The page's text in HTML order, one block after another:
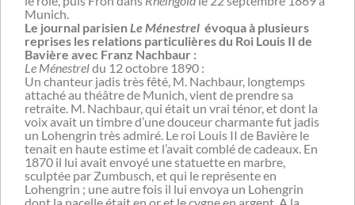
Munich.
Le journal parisien Le Ménestrel évoqua à plusieurs
reprises les relations particulières du Roi Louis II de
Bavière avec Franz Nachbaur :
Le Ménestreldu 12 octobre 1890 :
Un chanteur jadis très fêté, M. Nachbaur, longtemps
attaché au théâtre de Munich, vient de prendre sa
retraite. M. Nachbaur, qui était un vrai ténor, et dont la
voix avait un timbre d’une douceur charmante fut jadis
un Lohengrin très admiré. Le roi Louis II de Bavière le
tenait en haute estime et l’avait comblé de cadeaux. En
1870 il lui avait envoyé une statuette en marbre,
sculptée par Zumbusch, et qui le représente en
Lohengrin ; une autre fois il lui envoya un Lohengrin